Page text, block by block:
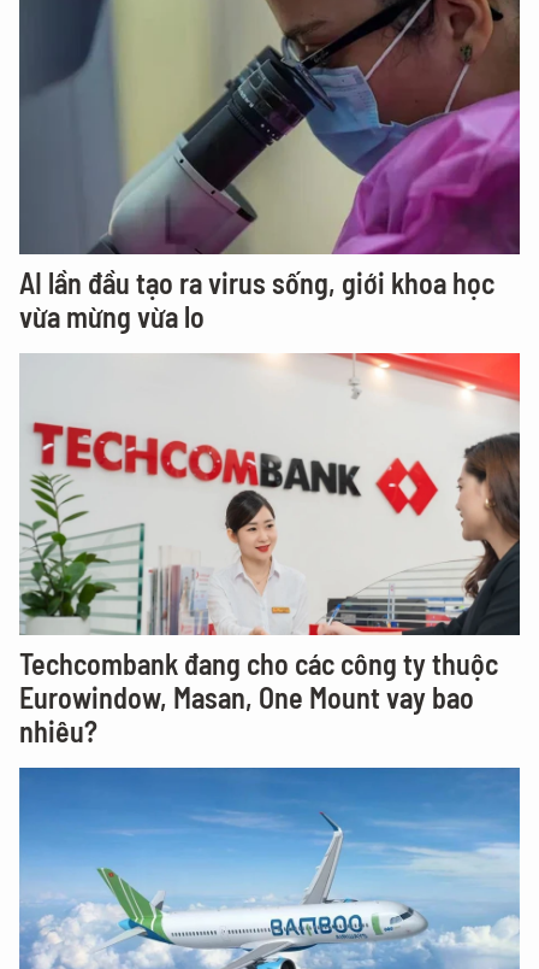
AI lần đầu tạo ra virus sống, giới khoa học
vừa mừng vừa lo
Techcombank đang cho các công ty thuộc
Eurowindow, Masan, One Mount vay bao
nhiêu?